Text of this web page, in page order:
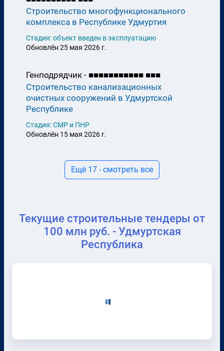
Строительство многофункционального
комплекса в Республике Удмуртия
Стадия: объект введен в эксплуатацию
Обновлён 25 мая 2026 г.
Генподрядчик - ■■■■■■■■■■■ ■■■
Строительство канализационных
очистных сооружений в Удмуртской
Республике
Стадия: СМР и ПНР
Обновлён 15 мая 2026 г.
Ещё 17 - смотреть все
Текущие строительные тендеры от
100 млн руб. - Удмуртская
Республика